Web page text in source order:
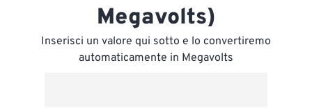
Megavolts)
Inserisci un valore qui sotto e lo convertiremo
automaticamente in Megavolts